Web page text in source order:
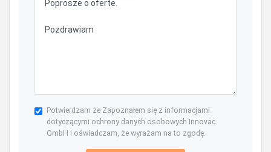
Potwierdzam że Zapoznałem się z informacjami
dotyczącymi ochrony danych osobowych Innovac
GmbH i oświadczam, że wyrażam na to zgodę.